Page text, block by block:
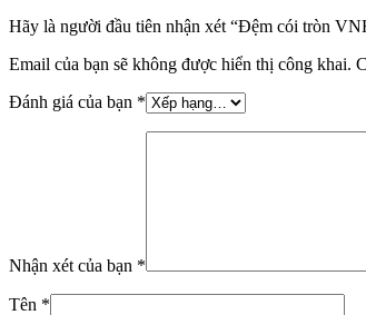
Hãy là người đầu tiên nhận xét “Đệm cói tròn
Email của bạn sẽ không được hiển thị công khai.
Đánh giá của bạn *
Nhận xét của bạn *
Tên *